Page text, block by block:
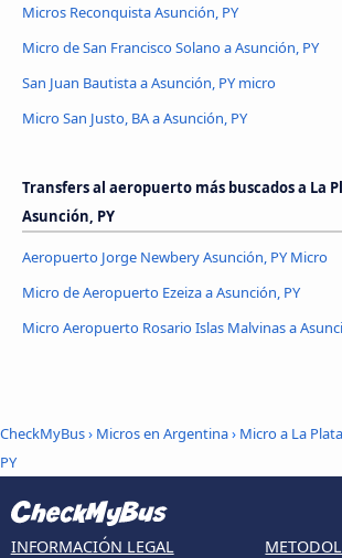
Micros Reconquista Asunción, PY
Micro de San Francisco Solano a Asunción, PY
San Juan Bautista a Asunción, PY micro
Micro San Justo, BA a Asunción, PY
Transfers al aeropuerto más buscados a La
Asunción, PY
Aeropuerto Jorge Newbery Asunción, PY Micro
Micro de Aeropuerto Ezeiza a Asunción, PY
Micro Aeropuerto Rosario Islas Malvinas a
CheckMyBus› Micros en Argentina› Micro a La
PY
INFORMACIÓN LEGAL